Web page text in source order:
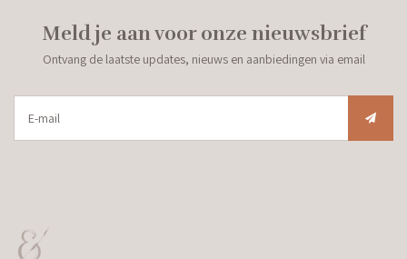
Meld je aan voor onze nieuwsbrief
Ontvang de laatste updates, nieuws en aanbiedingen via email